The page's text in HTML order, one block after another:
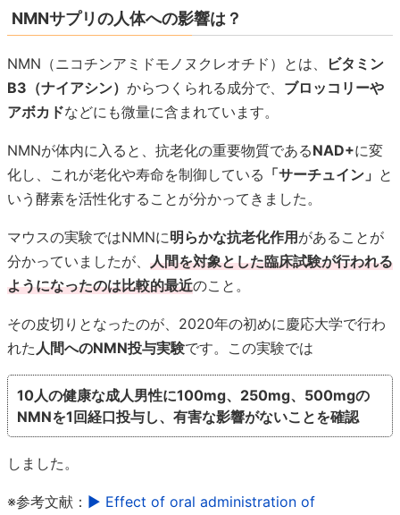
NMNサプリの人体への影響は？
NMN（ニコチンアミドモノヌクレオチド）とは、
ビタミン
B3（ナイアシン） からつくられる成分で、 ブロッコリーや
アボカドなどにも微量に含まれています。
NMNが体内に入ると、抗老化の重要物質であるNAD+に変
化し、これが老化や寿命を制御している 「サーチュイン」 と
いう酵素を活性化することが分かってきました。
マウスの実験ではNMNに明らかな抗老化作用 があることが
分かっていましたが、 人間を対象とした臨床試験が行われる
ようになったのは比較的最近のこと。
その皮切りとなったのが、2020年の初めに慶応大学で行わ
れた 人間へのNMN投与実験です。この実験では
10人の健康な成人男性に100mg、250mg、500mgの
NMNを1回経口投与し、有害な影響がないことを確認
しました。
※参考文献： ▶ Effect of oral administration of